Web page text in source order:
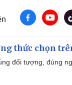
thức chọn
đối tượng, đúng